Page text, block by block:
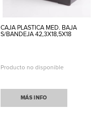
CAJA PLASTICA MED. BAJA
S/BANDEJA 42,3X18,5X18
Producto no disponible
MÁS INFO